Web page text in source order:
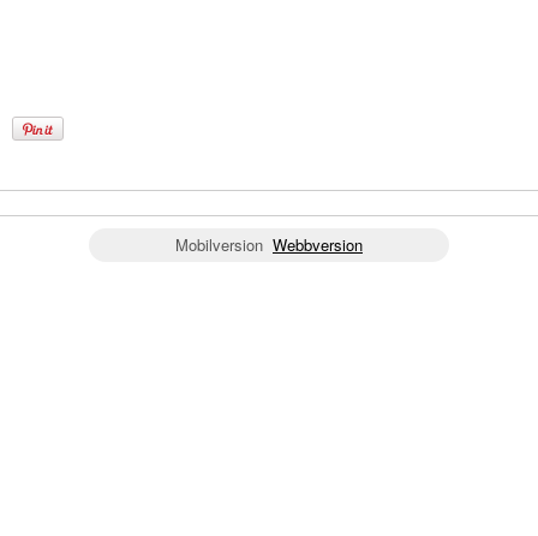
Mobilversion Webbversion